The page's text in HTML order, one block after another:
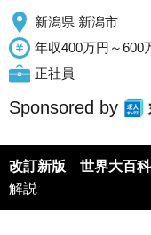
新潟県 新潟市
年収400万円～600
正社員
Sponsored by
改訂新版 世界大百
解説